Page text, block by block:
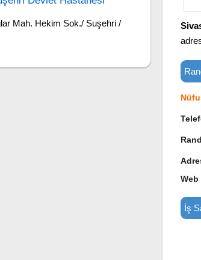
Web
İş
Mah. Hekim Sok./ Suşehri /